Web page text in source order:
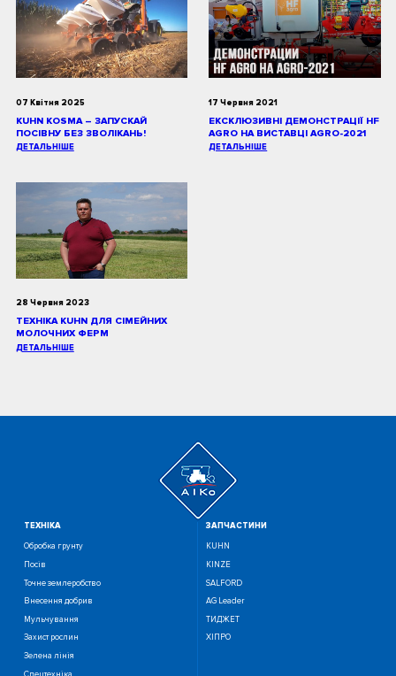
07 Квітня 2025
KUHN KOSMA – ЗАПУСКАЙ
ПОСІВНУ БЕЗ ЗВОЛІКАНЬ!
ДЕТАЛЬНІШЕ
17 Червня 2021
ЕКСКЛЮЗИВНІ ДЕМОНСТРАЦІЇ HF
AGRO НА ВИСТАВЦІ AGRO-2021
ДЕТАЛЬНІШЕ
28 Червня 2023
ТЕХНІКА KUHN ДЛЯ СІМЕЙНИХ
МОЛОЧНИХ ФЕРМ
ДЕТАЛЬНІШЕ
ТЕХНIКА
Обробка грунту
Посiв
Точне землеробство
Внесення добрив
Мульчування
Захист рослин
Зелена лінія
ЗАПЧАСТИНИ
KUHN
KINZE
SALFORD
AG Leader
ТИДЖЕТ
ХІПРО